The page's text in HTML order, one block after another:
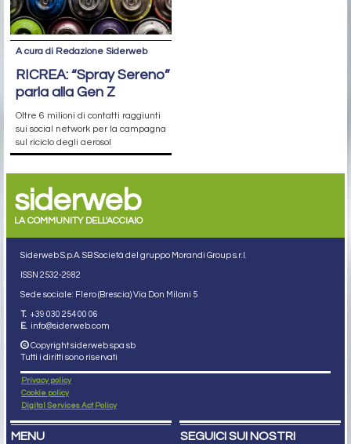
A cura di Redazione Siderweb
RICREA: “Spray Sereno”
parla alla Gen Z
Oltre 6 milioni di contatti raggiunti
sui social network per la campagna
sul riciclo degli aerosol
siderweb
LA COMMUNITY DELL'ACCIAIO
Siderweb S.p.A. SB Società del gruppo Morandi Group s.r.l.
ISSN 2532-2982
Sede sociale: Flero (Brescia) Via Don Milani 5
T. +39 030 254 00 06
E. info@siderweb.com
Copyright siderweb spa sb
Tutti i diritti sono riservati
Privacy policy
Cookie policy
Digital Services Act Policy
MENU SEGUICI SUI NOSTRI